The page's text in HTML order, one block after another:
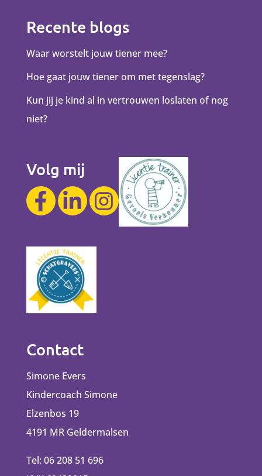
Recente blogs
Waar worstelt jouw tiener mee?
Hoe gaat jouw tiener om met tegenslag?
Kun jij je kind al in vertrouwen loslaten of nog
niet?
Volg mij
Contact
Simone Evers
Kindercoach Simone
Elzenbos 19
4191 MR Geldermalsen
Tel: 06 208 51 696